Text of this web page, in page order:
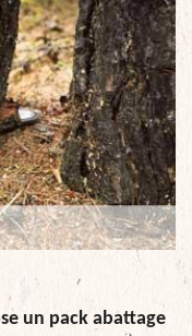
un pack abattage